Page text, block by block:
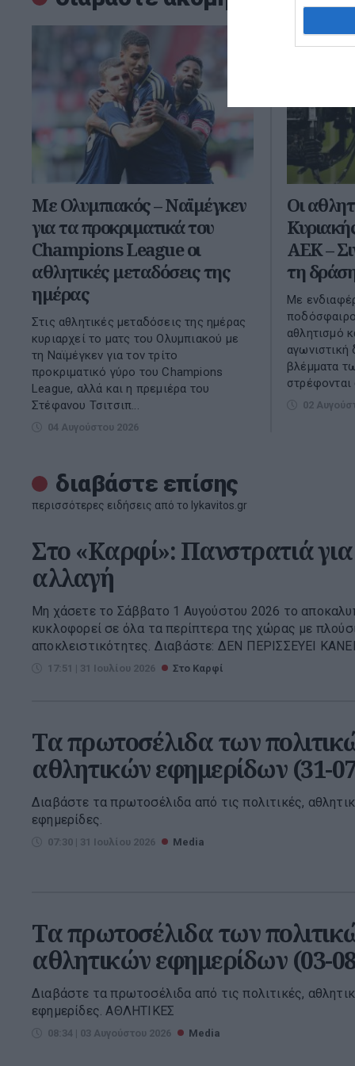
Με Ολυμπιακός – Ναϊμέγκεν
για τα προκριματικά του
Champions League οι
αθλητικές μεταδόσεις της
ημέρας
Στις αθλητικές μεταδόσεις της ημέρας
κυριαρχεί το ματς του Ολυμπιακού με
τη Ναϊμέγκεν για τον τρίτο
προκριματικό γύρο του Champions
League, αλλά και η πρεμιέρα του
Στέφανου Τσιτσιπ...
04 Αυγούστου 2026
Οι
ΑΕΚ –
τη
Με
αθλητισμό
αγωνιστική
βλέμματα
στρέφονται
02
διαβάστε επίσης
περισσότερες ειδήσεις από το lykavitos.gr
Στο «Καρφί»: Πανστρατιά για
αλλαγή
Μη χάσετε το Σάββατο 1 Αυγούστου 2026 το
κυκλοφορεί σε όλα τα περίπτερα της χώρας με
αποκλειστικότητες. Διαβάστε: ΔΕΝ ΠΕΡΙΣΣΕΥΕΙ
17:51 | 31 Ιουλίου 2026 Στο Καρφί
Τα πρωτοσέλιδα των
αθλητικών εφημερίδων (31-
Διαβάστε τα πρωτοσέλιδα από τις πολιτικές,
εφημερίδες.
07:30 | 31 Ιουλίου 2026 Media
Τα πρωτοσέλιδα των
αθλητικών εφημερίδων (03-
Διαβάστε τα πρωτοσέλιδα από τις πολιτικές,
εφημερίδες. ΑΘΛΗΤΙΚΕΣ
08:34 | 03 Αυγούστου 2026 Media